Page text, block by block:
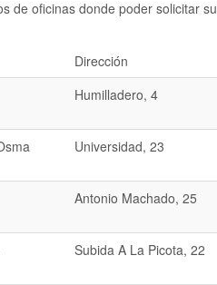
de oficinas donde poder solicitar su
Dirección
Humilladero, 4
Universidad, 23
Antonio Machado, 25
Subida A La Picota, 22